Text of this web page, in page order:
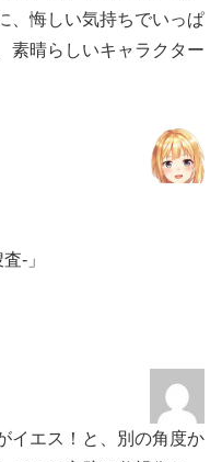
、悔しい気持ちでいっぱ
素晴らしいキャラクター
-」
イエス！と、別の角度か